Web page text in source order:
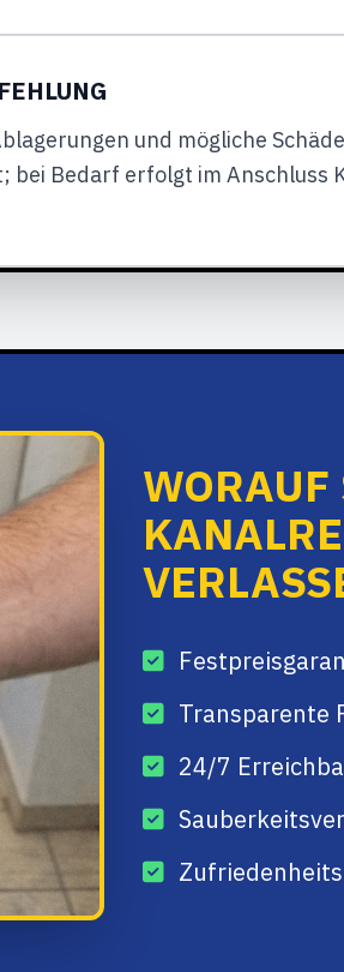
und mögliche
Bedarf erfolgt im Anschluss
Transparente
24/7